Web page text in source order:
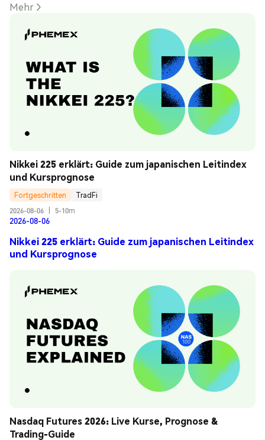
Mehr
Nikkei 225 erklärt: Guide zum japanischen Leitindex
und Kursprognose
Fortgeschritten
TradFi
2026-08-06
5-10m
2026-08-06
Nikkei 225 erklärt: Guide zum japanischen Leitindex
und Kursprognose
Nasdaq Futures 2026: Live Kurse, Prognose &
Trading-Guide